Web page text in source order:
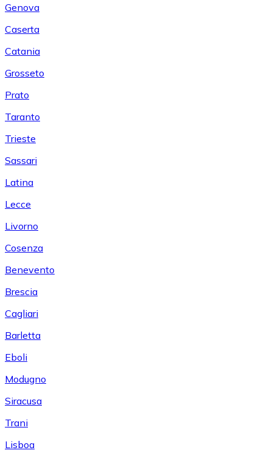
Genova
Caserta
Catania
Grosseto
Prato
Taranto
Trieste
Sassari
Latina
Lecce
Livorno
Cosenza
Benevento
Brescia
Cagliari
Barletta
Eboli
Modugno
Siracusa
Trani
Lisboa